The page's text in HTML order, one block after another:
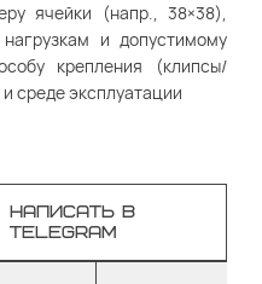
ячейки (напр., 38×38),
и допустимому
крепления (клипсы/
среде эксплуатации
НАПИСАТЬ В
TELEGRAM